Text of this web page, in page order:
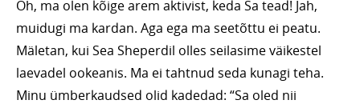
Oh, ma olen kõige arem aktivist, keda Sa tead! Jah,
muidugi ma kardan. Aga ega ma seetõttu ei peatu.
Mäletan, kui Sea Sheperdil olles seilasime väikestel
laevadel ookeanis. Ma ei tahtnud seda kunagi teha.
Minu ümberkaudsed olid kadedad: “Sa oled nii